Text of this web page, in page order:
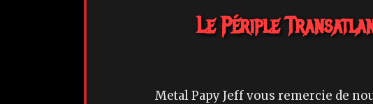
Le Périple
Metal Papy Jeff vous remercie de